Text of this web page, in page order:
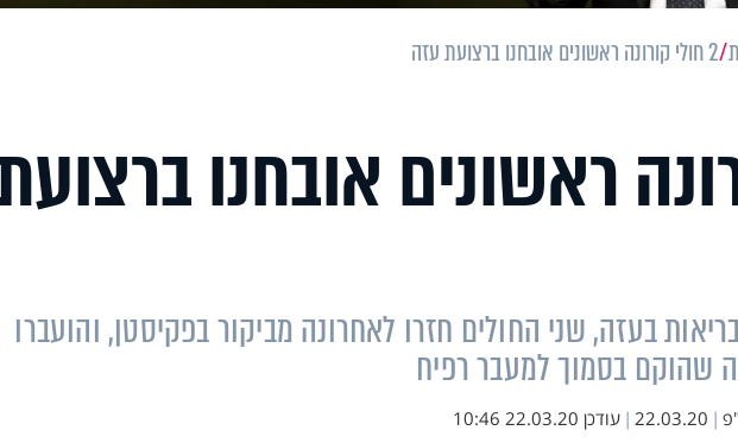
2 חולי קורונה ראשונים אובחנו ברצועת עזה
ראשונים אובחנו
בעזה, שני החולים חזרו לאחרונה מביקור בפקיסטן, והועברו
שהוקם בסמוך למעבר רפיח
|
22.03.20
| עודכן 22.03.20 10:46